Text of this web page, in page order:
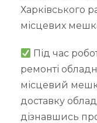
Харківського
місцевих
Під час
ремонті
місцевий
доставку
дізнавшись